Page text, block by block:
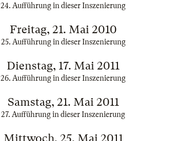
24. Aufführung in dieser Inszenierung
Freitag, 21. Mai 2010
25. Aufführung in dieser Inszenierung
Dienstag, 17. Mai 2011
26. Aufführung in dieser Inszenierung
Samstag, 21. Mai 2011
27. Aufführung in dieser Inszenierung
Mittwoch, 25. Mai 2011